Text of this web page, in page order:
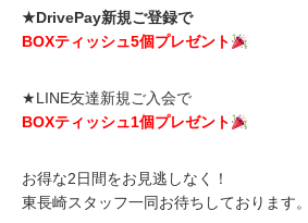
★DrivePay新規ご登録で
BOXティッシュ5個プレゼント
★LINE友達新規ご入会で
BOXティッシュ1個プレゼント
お得な2日間をお見逃しなく！
東長崎スタッフ一同お待ちしております。